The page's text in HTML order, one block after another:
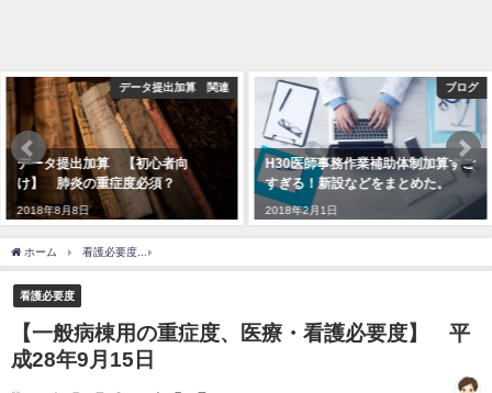
データ提出加算 関連
提出加算 【初心者向
炎の重症度必須？
8月8日
ブログ
H30医師事務作業補助体制加算すご
すぎる！新設などをまとめた。
2018年2月1日
医
業
ホーム 看護必要度
看護必要度
【一般病棟用の重症度、医療・看護必要度】 平
成28年9月15日